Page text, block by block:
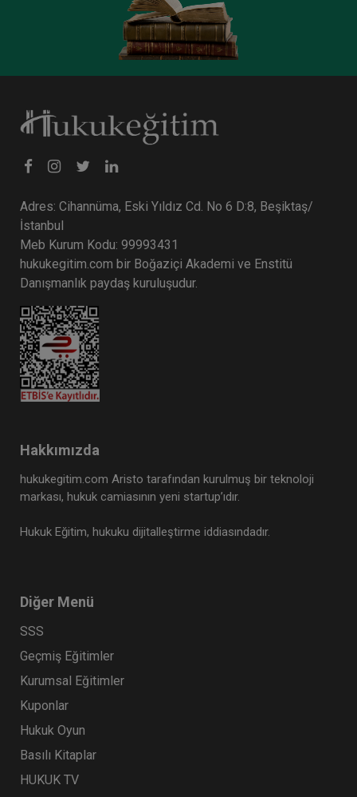
Miras Hukuku - 2 - IV. Medeni Hukuk Kongresi -
Sepete Ekle
Tüketici Hukuku Enstitüsü
Fütürist Hukuk - IV. Medeni Hukuk Kongresi - XI.
Oturum
360 TL
Tüketici Hukuku Enstitüsü
VII. Oturum
360 TL
Tüketici Hukuku Enstitüsü
Adres: Cihannüma, Eski Yıldız Cd. No 6 D:8, Beşiktaş/
İstanbul
Meb Kurum Kodu: 99993431
hukukegitim.com bir Boğaziçi Akademi ve Enstitü
Danışmanlık paydaş kuruluşudur.
Hakkımızda
hukukegitim.com Aristo tarafından kurulmuş bir teknoloji
markası, hukuk camiasının yeni startup’ıdır.
Hukuk Eğitim, hukuku dijitalleştirme iddiasındadır.
Diğer Menü
SSS
Geçmiş Eğitimler
Kurumsal Eğitimler
Kuponlar
Hukuk Oyun
Basılı Kitaplar
HUKUK TV